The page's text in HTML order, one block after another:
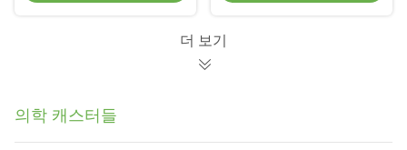
더 보기
의학 캐스터들